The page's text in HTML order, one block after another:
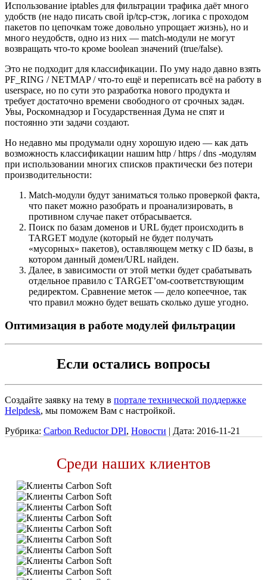
Использование iptables для фильтрации трафика даёт много
удобств (не надо писать свой ip/tcp-стэк, логика с проходом
пакетов по цепочкам тоже довольно упрощает жизнь), но и
много неудобств, одно из них — match-модули не могут
возвращать что-то кроме boolean значений (true/false).
Это не подходит для классификации. По уму надо давно взять
PF_RING / NETMAP / что-то ещё и переписать всё на работу в
userspace, но по сути это разработка нового продукта и
требует достаточно времени свободного от срочных задач.
Увы, Роскомнадзор и Государственная Дума не спят и
постоянно эти задачи создают.
Но недавно мы продумали одну хорошую идею — как дать
возможность классификации нашим http / https / dns -модулям
при использовании многих списков практически без потери
производительности:
Match-модули будут заниматься только проверкой факта,
что пакет можно разобрать и проанализировать, в
противном случае пакет отбрасывается.
Поиск по базам доменов и URL будет происходить в
TARGET модуле (который не будет получать
«мусорных» пакетов), оставляющем метку с ID базы, в
котором данный домен/URL найден.
Далее, в зависимости от этой метки будет срабатывать
отдельное правило с TARGET’ом-соответствующим
редиректом. Сравнение меток — дело копеечное, так
что правил можно будет вешать сколько душе угодно.
Оптимизация в работе модулей фильтрации
Если остались вопросы
Создайте заявку на тему в портале технической поддержке
Helpdesk, мы поможем Вам с настройкой.
Рубрика: Carbon Reductor DPI, Новости | Дата: 2016-11-21
Среди наших клиентов